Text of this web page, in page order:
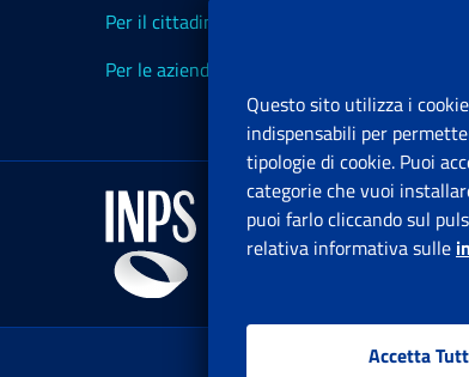
Per il cittadino
Per le aziende ed i Consulenti
Questo sito utilizza i
indispensabili per
tipologie di cookie. Puoi
categorie che vuoi
puoi farlo cliccando sul
relativa informativa sulle
Accetta